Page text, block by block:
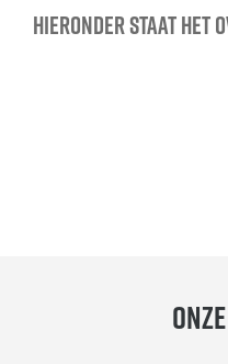
Hieronder staat het